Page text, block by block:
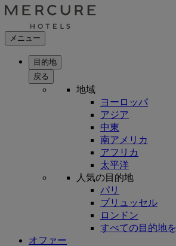
メニュー
目的地
戻る
地域
ヨーロッパ
アジア
中東
南アメリカ
アフリカ
太平洋
人気の目的地
パリ
ブリュッセル
ロンドン
すべての目的地
オファー